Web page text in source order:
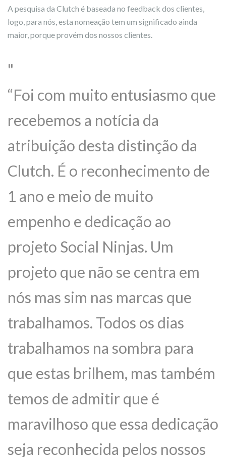
A pesquisa da Clutch é baseada no feedback dos clientes,
logo, para nós, esta nomeação tem um significado ainda
maior, porque provém dos nossos clientes.
“Foi com muito entusiasmo que
recebemos a notícia da
atribuição desta distinção da
Clutch. É o reconhecimento de
1 ano e meio de muito
empenho e dedicação ao
projeto Social Ninjas. Um
projeto que não se centra em
nós mas sim nas marcas que
trabalhamos. Todos os dias
trabalhamos na sombra para
que estas brilhem, mas também
temos de admitir que é
maravilhoso que essa dedicação
seja reconhecida pelos nossos